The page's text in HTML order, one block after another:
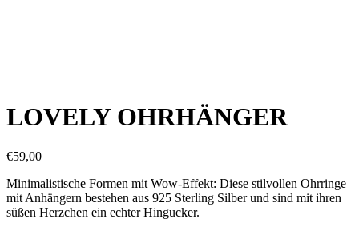
LOVELY OHRHÄNGER
€59,00
Minimalistische Formen mit Wow-Effekt: Diese stilvollen Ohrringe
mit Anhängern bestehen aus 925 Sterling Silber und sind mit ihren
süßen Herzchen ein echter Hingucker.